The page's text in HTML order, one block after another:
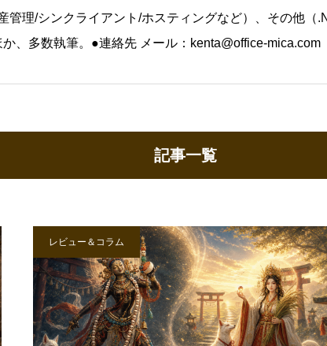
管理/シンクライアント/ホスティングなど）、その他（
、多数執筆。●連絡先 メール：kenta@office-mica.com
記事一覧
レビュー＆コラム